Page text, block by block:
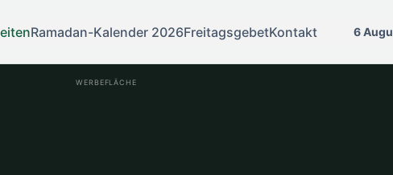
Ramadan-Kalender 2026FreitagsgebetKontakt 6
WERBEFLÄCHE